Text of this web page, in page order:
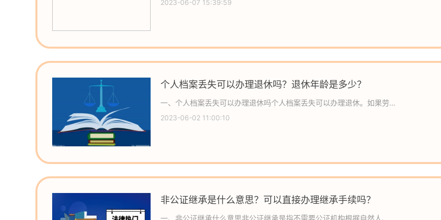
2023-06-07 15:39:59
个人档案丢失可以办理退休吗？退休年龄是多少？
一、个人档案丢失可以办理退休吗个人档案丢失可以办理退休。如果劳...
2023-06-02 11:00:10
非公证继承是什么意思？可以直接办理继承手续吗？